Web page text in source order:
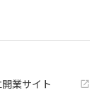
業サイト